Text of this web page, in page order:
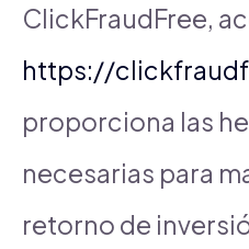
ClickFraudFree,
https://
proporciona las
necesarias para
retorno de